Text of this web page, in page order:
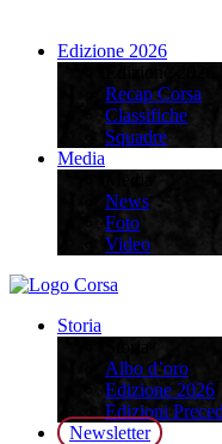
Edizione 2026
Recap Corsa
Classifiche
Squadre
Media
News
Foto
Video
Storia
Albo d’oro
Edizione 2026
Edizioni
Newsletter